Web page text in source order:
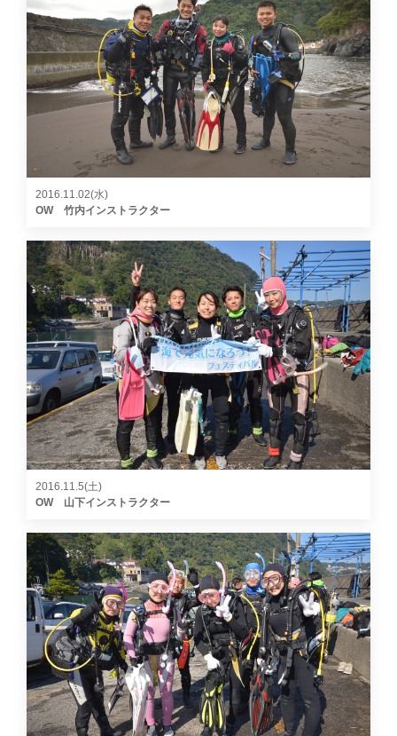
2016.11.02(水)
OW 竹内インストラクター
2016.11.5(土)
OW 山下インストラクター